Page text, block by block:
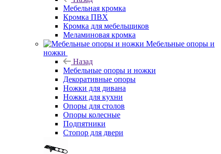
Мебельная кромка
Кромка ПВХ
Кромка для мебельщиков
Меламиновая кромка
Мебельные опоры и
ножки
Назад
Мебельные опоры и ножки
Декоративные опоры
Ножки для дивана
Ножки для кухни
Опоры для столов
Опоры колесные
Подпятники
Стопор для двери